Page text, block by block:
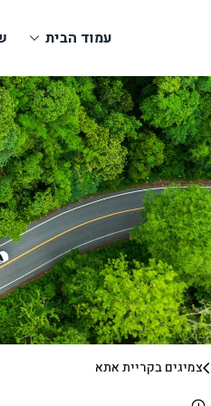
עמוד הבית
צמיגים בקריית אתא